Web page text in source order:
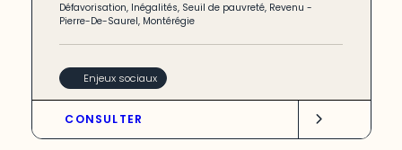
Défavorisation, Inégalités, Seuil de pauvreté, Revenu -
Pierre-De-Saurel, Montérégie
Enjeux sociaux
CONSULTER